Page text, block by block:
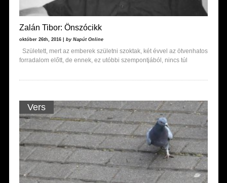
Zalán Tibor: Önszócikk
október 26th, 2016 | by Napút Online
Született, mert az emberek születni szoktak, két évvel az ötvenhatos
forradalom előtt, de ennek, ez utóbbi szempontjából, nincs túl
Vers